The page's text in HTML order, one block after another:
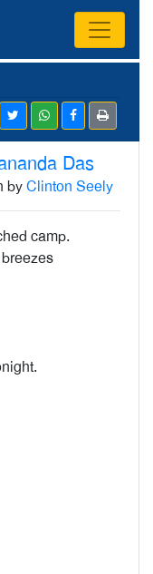
Das
byClinton Seely
camp.